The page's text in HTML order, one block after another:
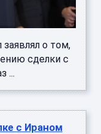
о том,
сделки с
...
с Ираном